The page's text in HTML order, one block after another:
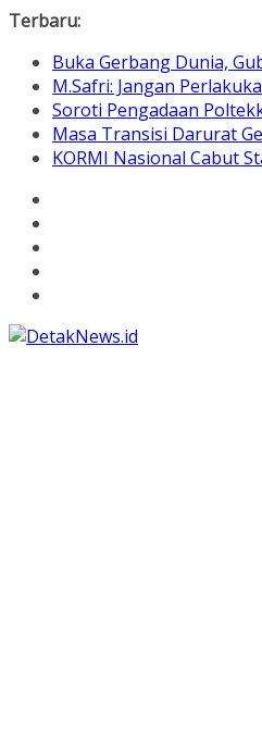
Skip
content
Terbaru:
Buka Gerbang Dunia,
M.Safri: Jangan
Soroti Pengadaan
Masa Transisi Darurat
KORMI Nasional Cabut